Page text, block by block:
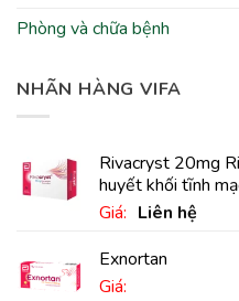
Phòng và chữa bệnh
NHÃN HÀNG VIFA
Rivacryst 20mg
huyết khối tĩnh
Giá: Liên hệ
Exnortan
Giá: